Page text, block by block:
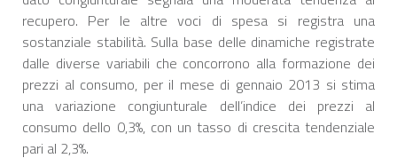
recupero. Per le altre voci di spesa si registra una
sostanziale stabilità. Sulla base delle dinamiche registrate
dalle diverse variabili che concorrono alla formazione dei
prezzi al consumo, per il mese di gennaio 2013 si stima
una variazione congiunturale dell’indice dei prezzi al
consumo dello 0,3%, con un tasso di crescita tendenziale
pari al 2,3%.